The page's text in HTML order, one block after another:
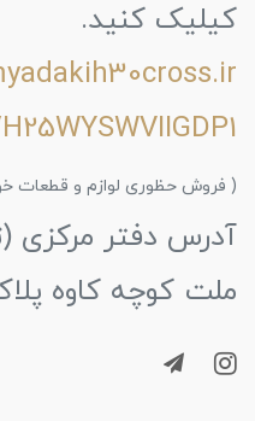
کیلیک کنید.
( فروش حظوری لوازم و قطعات
آدرس دفتر مرکزی
ملت کوچه کاوه پلاک ۹واحد